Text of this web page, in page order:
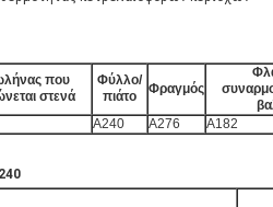
που
στενά
Φύλλο/
πιάτο
Φραγμός
A240 A276
A182